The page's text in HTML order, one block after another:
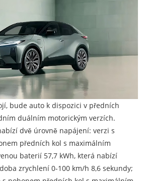
bude auto k dispozici v předních
duálním motorickým verzích.
dvě úrovně napájení: verzi s
předních kol s maximálním
baterií 57,7 kWh, která nabízí
zrychlení 0-100 km/h 8,6 sekundy;